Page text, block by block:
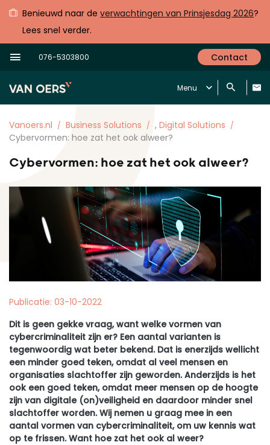
Benieuwd naar de verwachtingen van Prinsjesdag 2026?
Lees snel verder.
076-5303800 Contact
Menu
Vanoers.nl Business Solutions , Digital Solutions
Cybervormen: hoe zat het ook alweer?
Cybervormen: hoe zat het ook alweer?
Publicatie: 03-10-2022
Dit is geen gekke vraag, want welke vormen van
cybercriminaliteit zijn er? Een aantal varianten is
tegenwoordig wat beter bekend. Dat is enerzijds wellicht
een minder goed teken, omdat al veel mensen en
organisaties slachtoffer zijn geworden. Anderzijds is het
ook een goed teken, omdat meer mensen op de hoogte
zijn van digitale (on)veiligheid en daardoor minder snel
slachtoffer worden. Wij nemen u graag mee in een
aantal vormen van cybercriminaliteit, om uw kennis wat
op te frissen. Want hoe zat het ook al weer?